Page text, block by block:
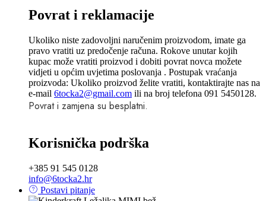
Povrat i reklamacije
Ukoliko niste zadovoljni naručenim proizvodom, imate ga
pravo vratiti uz predočenje računa. Rokove unutar kojih
kupac može vratiti proizvod i dobiti povrat novca možete
vidjeti u općim uvjetima poslovanja . Postupak vraćanja
proizvoda: Ukoliko proizvod želite vratiti, kontaktirajte nas na
e-mail 6tocka2@gmail.com ili na broj telefona 091 5450128.
Povrat i zamjena su besplatni.
Korisnička podrška
+385 91 545 0128
info@6tocka2.hr
Postavi pitanje